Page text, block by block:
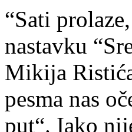
“Sati
nastavku
Mikija
pesma nas
put“. Iako